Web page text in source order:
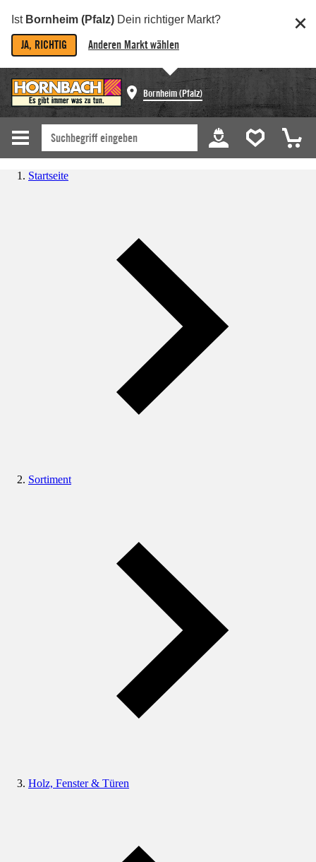
Ist Bornheim (Pfalz) Dein richtiger Markt?
JA, RICHTIG Anderen Markt wählen
Bornheim (Pfalz)
Startseite
Sortiment
Holz, Fenster & Türen